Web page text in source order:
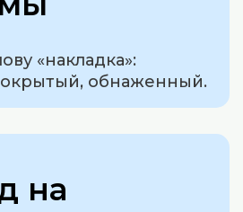
«накладка»:
обнаженный.
на